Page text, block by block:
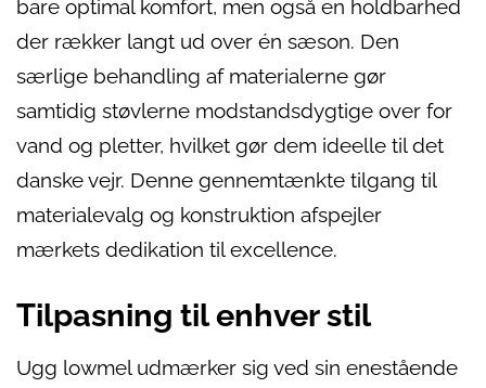
bare optimal komfort, men også en holdbarhed
der rækker langt ud over én sæson. Den
særlige behandling af materialerne gør
samtidig støvlerne modstandsdygtige over for
vand og pletter, hvilket gør dem ideelle til det
danske vejr. Denne gennemtænkte tilgang til
materialevalg og konstruktion afspejler
mærkets dedikation til excellence.
Tilpasning til enhver stil
Ugg lowmel udmærker sig ved sin enestående